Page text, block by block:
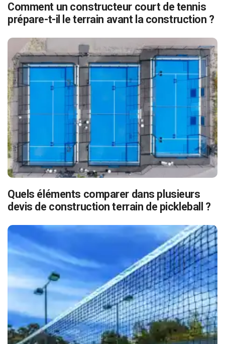
Comment un constructeur court de tennis
prépare-t-il le terrain avant la construction ?
Quels éléments comparer dans plusieurs
devis de construction terrain de pickleball ?